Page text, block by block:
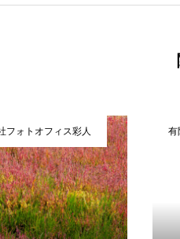
フォトオフィス彩人 有